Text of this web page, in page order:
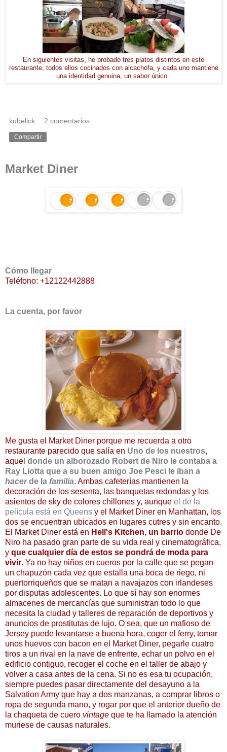
En siguientes visitas, he probado tres platos distintos en este
restaurante, todos ellos cocinados con alcachofa, y cada uno mantiene
una identidad genuina, un sabor único.
kubelick 2 comentarios:
Compartir
Market Diner
Cómo llegar
Teléfono: +12122442888
La cuenta, por favor
Me gusta el Market Diner porque me recuerda a otro
restaurante parecido que salía en Uno de los nuestros,
aquel donde un alborozado Robert de Niro le contaba a
Ray Liotta que a su buen amigo Joe Pesci le iban a
hacerde la familia. Ambas cafeterías mantienen la
decoración de los sesenta, las banquetas redondas y los
asientos de sky de colores chillones y, aunque el de la
película está en Queens y el Market Diner en Manhattan, los
dos se encuentran ubicados en lugares cutres y sin encanto.
El Market Diner está en Hell's Kitchen, un barrio donde De
Niro ha pasado gran parte de su vida real y cinematográfica,
y que cualquier día de estos se pondrá de moda para
vivir. Ya no hay niños en cueros por la calle que se pegan
un chapuzón cada vez que estalla una boca de riego, ni
puertorriqueños que se matan a navajazos con irlandeses
por disputas adolescentes. Lo que sí hay son enormes
almacenes de mercancías que suministran todo lo que
necesita la ciudad y talleres de reparación de deportivos y
anuncios de prostitutas de lujo. O sea, que un mafioso de
Jersey puede levantarse a buena hora, coger el ferry, tomar
unos huevos con bacon en el Market Diner, pegarle cuatro
tiros a un rival en la nave de enfrente, echar un polvo en el
edificio contiguo, recoger el coche en el taller de abajo y
volver a casa antes de la cena. Si no es esa tu ocupación,
siempre puedes pasar directamente del desayuno a la
Salvation Army que hay a dos manzanas, a comprar libros o
ropa de segunda mano, y rogar por que el anterior dueño de
la chaqueta de cuero vintage que te ha llamado la atención
muriese de causas naturales.